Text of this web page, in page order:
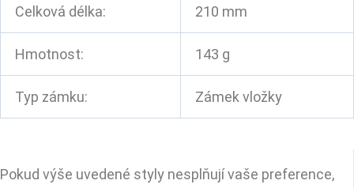
Celková délka: 210 mm
Hmotnost: 143 g
Typ zámku: Zámek vložky
Pokud výše uvedené styly nesplňují vaše preference,